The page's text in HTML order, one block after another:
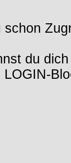
schon
du
LOGIN-